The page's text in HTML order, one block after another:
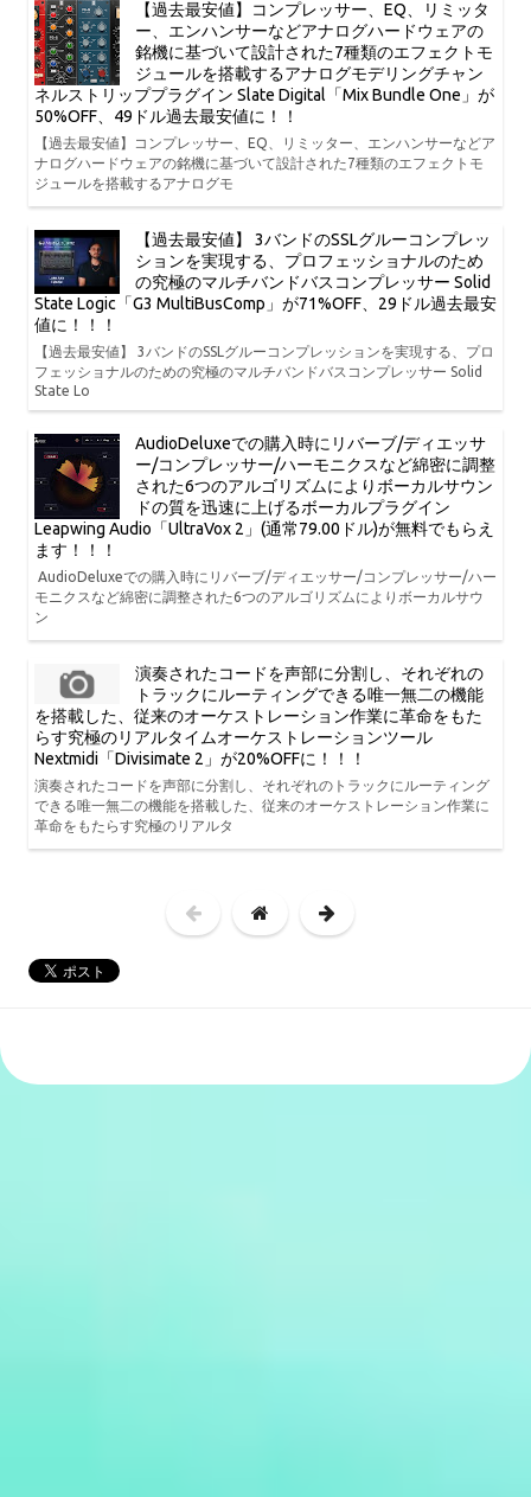
【過去最安値】コンプレッサー、EQ、リミッタ
ー、エンハンサーなどアナログハードウェアの
銘機に基づいて設計された7種類のエフェクトモ
ジュールを搭載するアナログモデリングチャン
ネルストリッププラグイン Slate Digital「Mix Bundle One」が
50%OFF、49ドル過去最安値に！！
【過去最安値】コンプレッサー、EQ、リミッター、エンハンサーなどア
ナログハードウェアの銘機に基づいて設計された7種類のエフェクトモ
ジュールを搭載するアナログモ
【過去最安値】 3バンドのSSLグルーコンプレッ
ションを実現する、プロフェッショナルのため
の究極のマルチバンドバスコンプレッサー Solid
State Logic「G3 MultiBusComp」が71%OFF、29ドル過去最安
値に！！！
【過去最安値】 3バンドのSSLグルーコンプレッションを実現する、プロ
フェッショナルのための究極のマルチバンドバスコンプレッサー Solid
State Lo
AudioDeluxeでの購入時にリバーブ/ディエッサ
ー/コンプレッサー/ハーモニクスなど綿密に調整
された6つのアルゴリズムによりボーカルサウン
ドの質を迅速に上げるボーカルプラグイン
Leapwing Audio「UltraVox 2」(通常79.00ドル)が無料でもらえ
ます！！！
AudioDeluxeでの購入時にリバーブ/ディエッサー/コンプレッサー/ハー
モニクスなど綿密に調整された6つのアルゴリズムによりボーカルサウ
ン
演奏されたコードを声部に分割し、それぞれの
トラックにルーティングできる唯一無二の機能
を搭載した、従来のオーケストレーション作業に革命をもた
らす究極のリアルタイムオーケストレーションツール
Nextmidi「Divisimate 2」が20%OFFに！！！
演奏されたコードを声部に分割し、それぞれのトラックにルーティング
できる唯一無二の機能を搭載した、従来のオーケストレーション作業に
革命をもたらす究極のリアルタ